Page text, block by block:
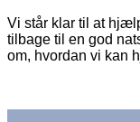
Vi står klar til at
tilbage til en god
om, hvordan vi kan